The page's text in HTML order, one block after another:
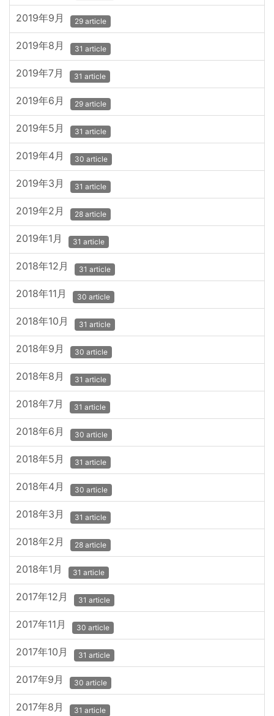
2019年9月 29 article
2019年8月 31 article
2019年7月 31 article
2019年6月 29 article
2019年5月 31 article
2019年4月 30 article
2019年3月 31 article
2019年2月 28 article
2019年1月 31 article
2018年12月 31 article
2018年11月 30 article
2018年10月 31 article
2018年9月 30 article
2018年8月 31 article
2018年7月 31 article
2018年6月 30 article
2018年5月 31 article
2018年4月 30 article
2018年3月 31 article
2018年2月 28 article
2018年1月 31 article
2017年12月 31 article
2017年11月 30 article
2017年10月 31 article
2017年9月 30 article
2017年8月 31 article